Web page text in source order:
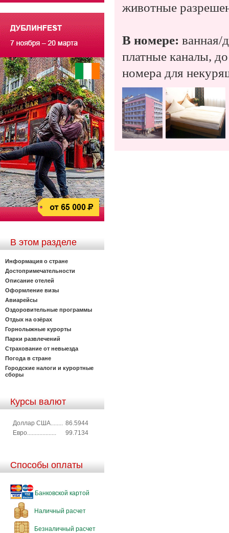
В этом разделе
Информация о стране
Достопримечательности
Описание отелей
Оформление визы
Авиарейсы
Оздоровительные программы
Отдых на озёрах
Горнолыжные курорты
Парки развлечений
Страхование от невыезда
Погода в стране
Городские налоги и курортные
сборы
Курсы валют
Доллар США........ 86.5944
Евро...................
99.7134
Способы оплаты
Банковской картой
Наличный расчет
Безналичный расчет
животные
В номере: ванная/
платные каналы,
номера для